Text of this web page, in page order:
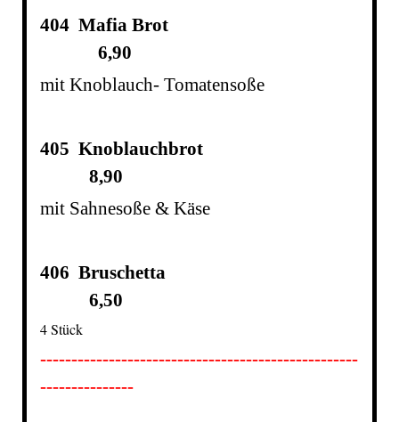
404 Mafia Brot
6,90
mit Knoblauch- Tomatensoße
405 Knoblauchbrot
8,90
mit Sahnesoße & Käse
406 Bruschetta
6,50
4 Stück
---------------------------------------------------
---------------